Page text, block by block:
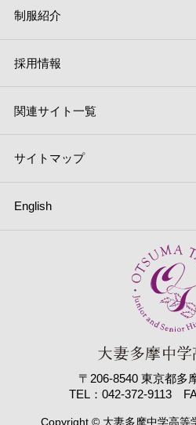
採用情報
English
関連サイト一覧
制服紹介
サイトマップ
〒206-8540 東京都多
TEL：042-372-9113
Copyright © 大妻多摩中学高等